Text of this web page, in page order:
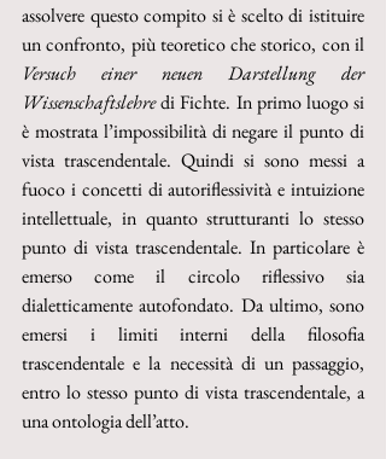
assolvere questo compito si è scelto di istituire
Versuch einer neuen Darstellung der
Wissenschaftslehre di Fichte. In primo luogo si
è mostrata l’impossibilità di negare il punto di
vista trascendentale. Quindi si sono messi a
fuoco i concetti di autoriflessività e intuizione
intellettuale, in quanto strutturanti lo stesso
punto di vista trascendentale. In particolare è
emerso come il circolo riflessivo sia
dialetticamente autofondato. Da ultimo, sono
emersi i limiti interni della filosofia
trascendentale e la necessità di un passaggio,
entro lo stesso punto di vista trascendentale, a
una ontologia dell’atto.